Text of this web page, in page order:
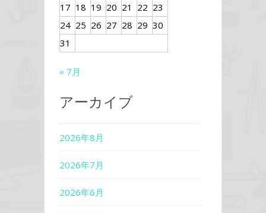
17 18 19 20 21 22 23
24 25 26 27 28 29 30
31
« 7月
アーカイブ
2026年8月
2026年7月
2026年6月